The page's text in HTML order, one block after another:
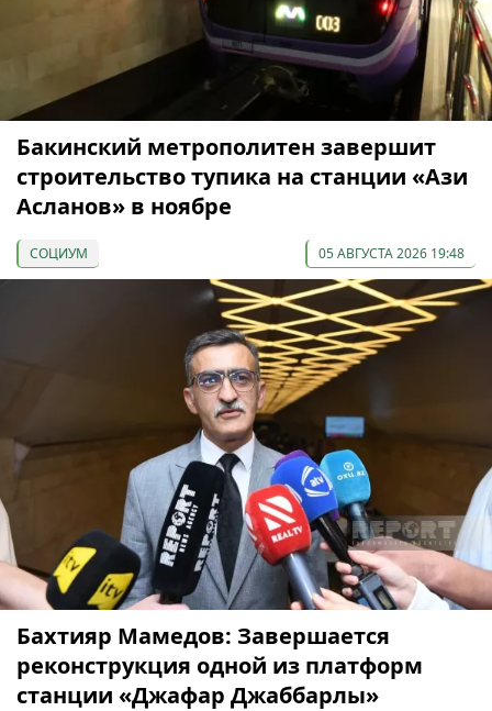
Бакинский метрополитен завершит
строительство тупика на станции «Ази
Асланов» в ноябре
СОЦИУМ 05 АВГУСТА 2026 19:48
Бахтияр Мамедов: Завершается
реконструкция одной из платформ
станции «Джафар Джаббарлы»